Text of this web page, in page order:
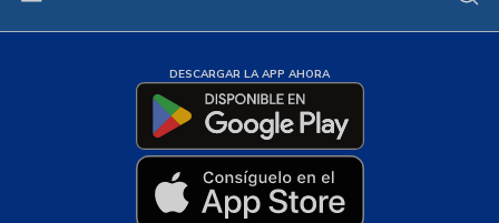
DESCARGAR LA APP AHORA